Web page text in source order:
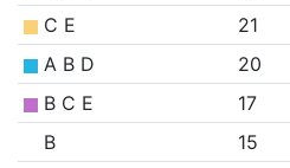
C E
21
A B D
20
B C E
17
B
15